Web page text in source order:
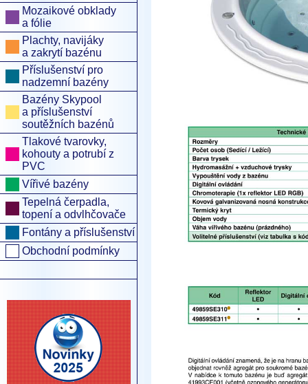
Mozaikové obklady
a fólie
Plachty, navijáky
a zakrytí bazénu
Příslušenství pro
nadzemní bazény
Bazény Skypool
a příslušenství
soutěžních bazénů
Tlakové tvarovky,
kohouty a potrubí z
PVC
Vířivé bazény
Tepelná čerpadla,
topení a odvlhčovače
Fontány a příslušenství
Obchodní podmínky
•
•